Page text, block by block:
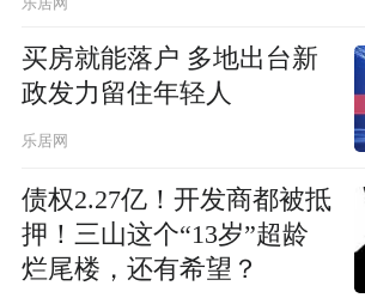
买房就能落户 多地出台新
政发力留住年轻人
乐居网
债权2.27亿！开发商都被抵
押！三山这个“13岁”超龄
烂尾楼，还有希望？